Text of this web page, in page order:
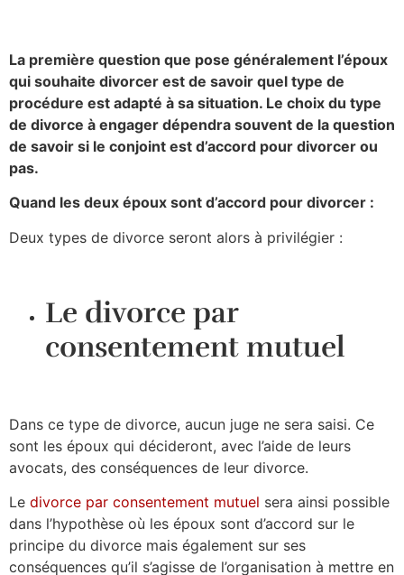
La première question que pose généralement l’époux
qui souhaite divorcer est de savoir quel type de
procédure est adapté à sa situation. Le choix du type
de divorce à engager dépendra souvent de la question
de savoir si le conjoint est d’accord pour divorcer ou
pas.
Quand les deux époux sont d’accord pour divorcer :
Deux types de divorce seront alors à privilégier :
Le divorce par
consentement mutuel
Dans ce type de divorce, aucun juge ne sera saisi. Ce
sont les époux qui décideront, avec l’aide de leurs
avocats, des conséquences de leur divorce.
Le divorce par consentement mutuel sera ainsi possible
dans l’hypothèse où les époux sont d’accord sur le
principe du divorce mais également sur ses
conséquences qu’il s’agisse de l’organisation à mettre en